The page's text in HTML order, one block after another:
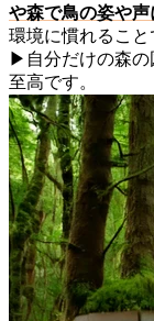
や森で鳥の姿や声
環境に慣れること
▶自分だけの森の
至高です。